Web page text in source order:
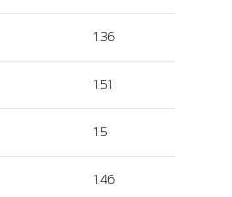
1.36
1.51
1.5
1.46